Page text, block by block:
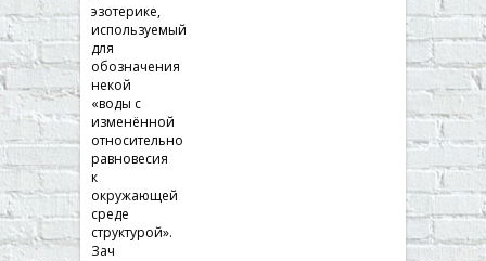
эзотерике,
используемый
для
обозначения
некой
«воды с
изменённой
относительно
равновесия
к
окружающей
среде
структурой».
Зач